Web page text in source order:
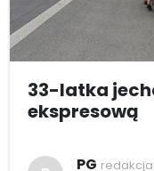
33-latka
ekspresową
PG